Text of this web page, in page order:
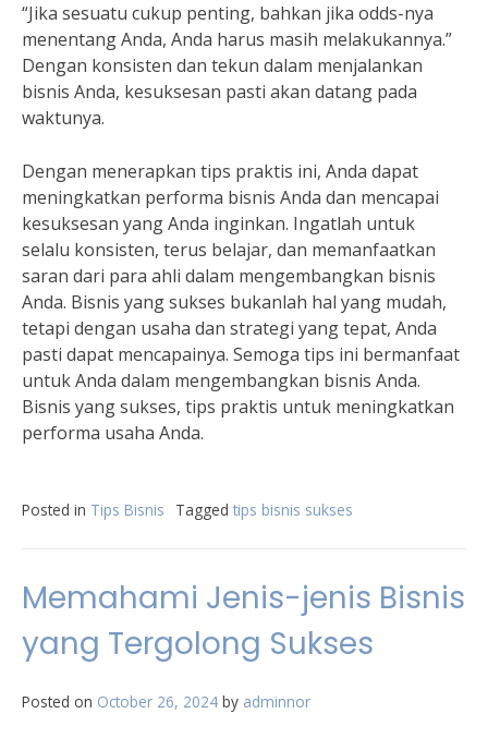
“Jika sesuatu cukup penting, bahkan jika odds-nya
menentang Anda, Anda harus masih melakukannya.”
Dengan konsisten dan tekun dalam menjalankan
bisnis Anda, kesuksesan pasti akan datang pada
waktunya.
Dengan menerapkan tips praktis ini, Anda dapat
meningkatkan performa bisnis Anda dan mencapai
kesuksesan yang Anda inginkan. Ingatlah untuk
selalu konsisten, terus belajar, dan memanfaatkan
saran dari para ahli dalam mengembangkan bisnis
Anda. Bisnis yang sukses bukanlah hal yang mudah,
tetapi dengan usaha dan strategi yang tepat, Anda
pasti dapat mencapainya. Semoga tips ini bermanfaat
untuk Anda dalam mengembangkan bisnis Anda.
Bisnis yang sukses, tips praktis untuk meningkatkan
performa usaha Anda.
Posted in Tips Bisnis Tagged tips bisnis sukses
Memahami Jenis-jenis Bisnis
yang Tergolong Sukses
Posted on October 26, 2024 by adminnor